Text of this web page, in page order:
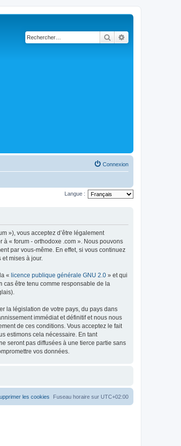
Rechercher
Connexion
Langue :
»), vous acceptez d’être légalement
« forum - orthodoxe .com ». Nous pouvons
par vous-même. En effet, si vous continuez
mises à jour.
« licence publique générale GNU 2.0 » et qui
être tenu comme responsable de la
la législation de votre pays, du pays dans
immédiat et définitif et nous nous
de ces conditions. Vous acceptez le fait
estimons cela nécessaire. En tant
seront pas diffusées à une tierce partie sans
vos données.
Fuseau horaire sur UTC+02:00
les cookies